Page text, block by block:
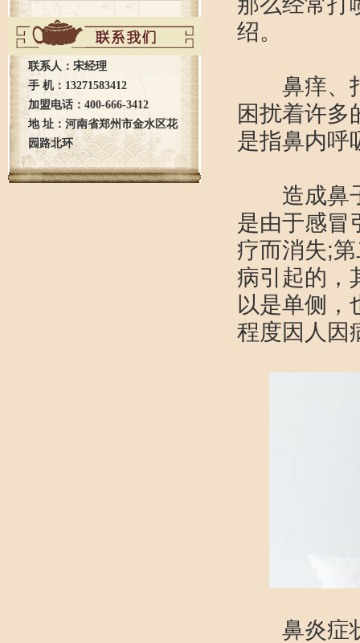
之旅全记录
联系人：宋经理
手 机：13271583412
加盟电话：400-666-3412
地 址：河南省郑州市金水区花
园路北环
绍。
鼻痒、打
困扰着许多
是指鼻内呼
造成鼻子
是由于感冒
疗而消失;
病引起的，
以是单侧，
程度因人
鼻炎症状